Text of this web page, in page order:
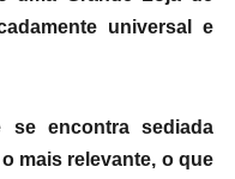
universal e
se encontra sediada
mais relevante, o que